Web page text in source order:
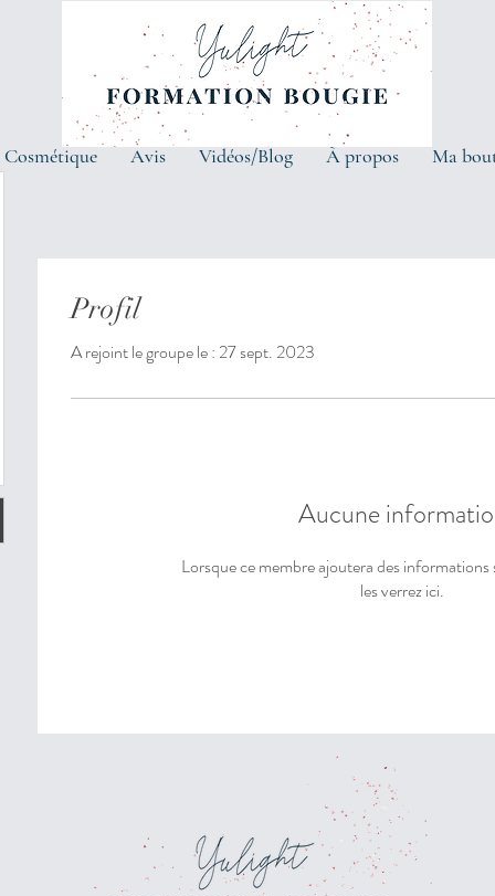
Avis Vidéos/Blog À propos Ma
Profil
A rejoint le groupe le : 27 sept. 2023
Aucune
Lorsque ce membre ajoutera des
les verrez ici.